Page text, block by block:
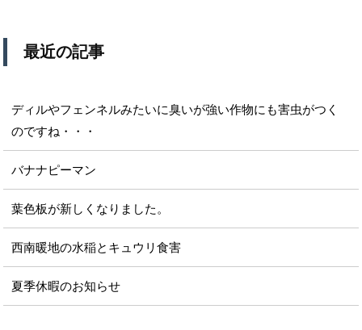
最近の記事
ディルやフェンネルみたいに臭いが強い作物にも害虫がつく
のですね・・・
バナナピーマン
葉色板が新しくなりました。
西南暖地の水稲とキュウリ食害
夏季休暇のお知らせ